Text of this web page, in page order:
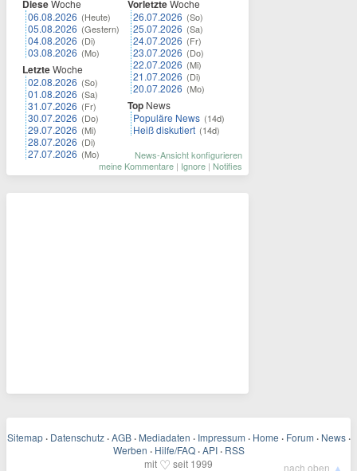
DieseWoche
06.08.2026 (Heute)
05.08.2026 (Gestern)
04.08.2026 (Di)
03.08.2026 (Mo)
LetzteWoche
02.08.2026 (So)
01.08.2026 (Sa)
31.07.2026 (Fr)
30.07.2026 (Do)
29.07.2026 (Mi)
28.07.2026 (Di)
27.07.2026 (Mo)
VorletzteWoche
26.07.2026 (So)
25.07.2026 (Sa)
24.07.2026 (Fr)
23.07.2026 (Do)
22.07.2026 (Mi)
21.07.2026 (Di)
20.07.2026 (Mo)
Top News
Populäre News (14d)
Heiß diskutiert (14d)
News-Ansicht konfigurieren
meine Kommentare | Ignore | Notifies
Sitemap · Datenschutz · AGB · Mediadaten · Impressum · Home · Forum · News ·
Werben · Hilfe/FAQ · API · RSS
mit ♡ seit 1999 nach oben